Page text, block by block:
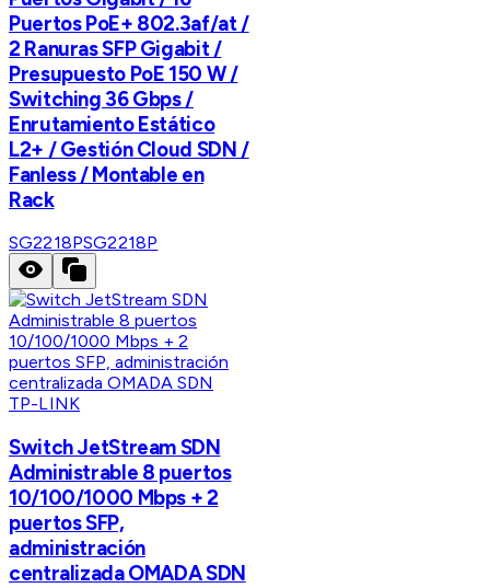
Puertos PoE+ 802.3af/at /
2 Ranuras SFP Gigabit /
Presupuesto PoE 150 W /
Switching 36 Gbps /
Enrutamiento Estático
L2+ / Gestión Cloud SDN /
Fanless / Montable en
Rack
SG2218PSG2218P
TP-LINK
Switch JetStream SDN
Administrable 8 puertos
10/100/1000 Mbps + 2
puertos SFP,
administración
centralizada OMADA SDN